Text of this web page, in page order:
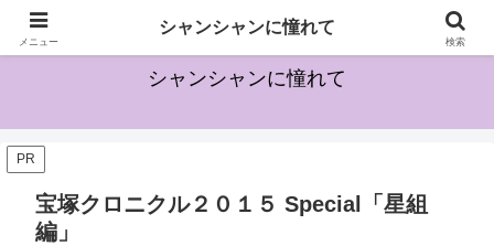
宝塚に興味を持ち始めた方のためになる情報を発信していきます
シャンシャンに憧れて
PR
宝塚クロニクル２０１５ Special「星組
編」
メニュー
シャンシャンに憧れて
検索